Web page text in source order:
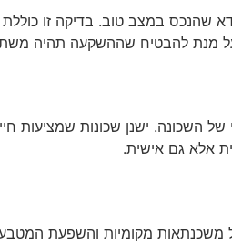
שהנכס במצב טוב. בדיקה זו
מנת להבטיח שההשקעה תהיה
השכונה. ישנן שכונות שמציעות
אלא גם אישית.
משכנתאות מקומיות והשפעת